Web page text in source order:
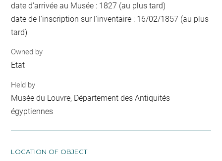
date d'arrivée au Musée : 1827 (au plus tard)
date de l'inscription sur l'inventaire : 16/02/1857 (au plus
tard)
Owned by
Etat
Held by
Musée du Louvre, Département des Antiquités
égyptiennes
LOCATION OF OBJECT